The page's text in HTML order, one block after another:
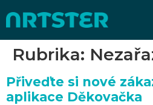
Rubrika:
Přiveďte si nové
aplikace Děkovačka